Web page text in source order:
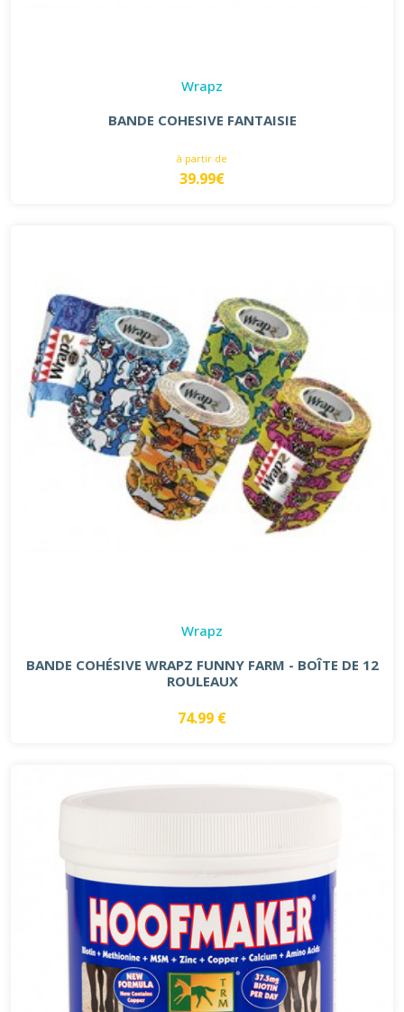
Wrapz
BANDE COHESIVE FANTAISIE
à partir de
39.99€
Wrapz
BANDE COHÉSIVE WRAPZ FUNNY FARM - BOÎTE DE 12
ROULEAUX
74.99 €